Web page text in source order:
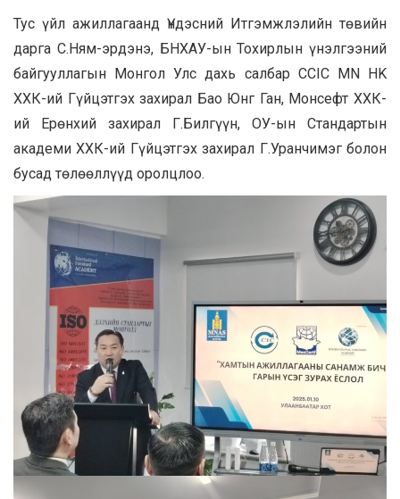
Тус үйл ажиллагаанд Үндэсний Итгэмжлэлийн төвийн
дарга С.Ням-эрдэнэ, БНХАУ-ын Тохирлын үнэлгээний
байгууллагын Монгол Улс дахь салбар CCIC MN HK
ХХК-ий Гүйцэтгэх захирал Бао Юнг Ган, Монсефт ХХК-
ий Ерөнхий захирал Г.Билгүүн, ОУ-ын Стандартын
академи ХХК-ий Гүйцэтгэх захирал Г.Уранчимэг болон
бусад төлөөллүүд оролцлоо.